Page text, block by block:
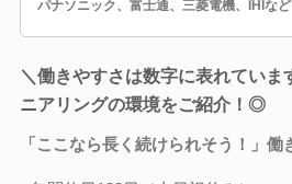
パナソニック、富士通、三菱電機、IHIなど
＼働きやすさは数字に表れていま
ニアリングの環境をご紹介！◎
「ここなら長く続けられそう！」働